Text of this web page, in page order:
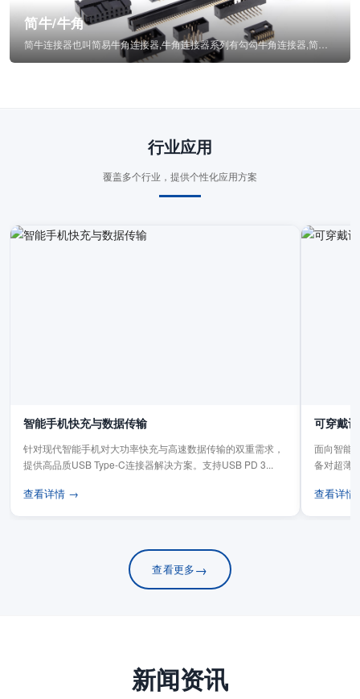
简牛/牛角
行业应用
覆盖多个行业，提供个性化应用方案
智能手机快充与数据传输
针对现代智能手机对大功率快充与高速数据传输的双重需求，
提供高品质USB Type-C连接器解决方案。支持USB PD 3...
查看详情 →
可穿戴
面向智能
备对超薄
查看详
查看更多→
新闻资讯